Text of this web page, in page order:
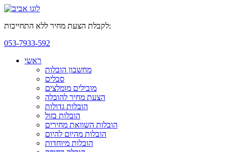
לקבלת הצעת מחיר ללא התחייבות:
053-7933-592
ראשי
מחשבון הובלות
סבלים
מובילים מומלצים
הצעת מחיר להובלה
הובלות גדולות
הובלות בזול
הובלות השוואת מחירים
הובלות מהיום להיום
הובלות מיוחדות